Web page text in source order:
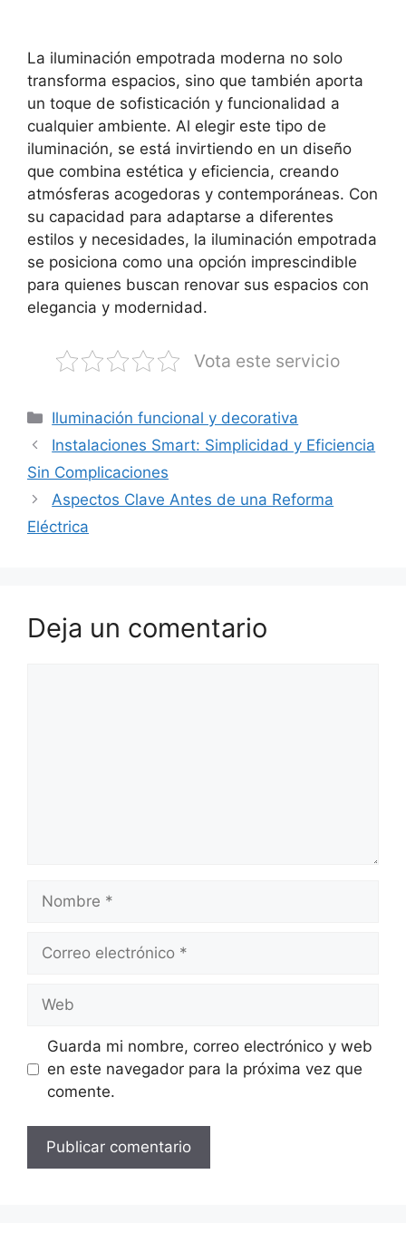
La iluminación empotrada moderna no solo
transforma espacios, sino que también aporta
un toque de sofisticación y funcionalidad a
cualquier ambiente. Al elegir este tipo de
iluminación, se está invirtiendo en un diseño
que combina estética y eficiencia, creando
atmósferas acogedoras y contemporáneas. Con
su capacidad para adaptarse a diferentes
estilos y necesidades, la iluminación empotrada
se posiciona como una opción imprescindible
para quienes buscan renovar sus espacios con
elegancia y modernidad.
Vota este servicio
Categorías
Iluminación funcional y decorativa
Instalaciones Smart: Simplicidad y Eficiencia
Sin Complicaciones
Aspectos Clave Antes de una Reforma
Eléctrica
Deja un comentario
electrónico
Guarda mi nombre, correo electrónico y web
en este navegador para la próxima vez que
comente.